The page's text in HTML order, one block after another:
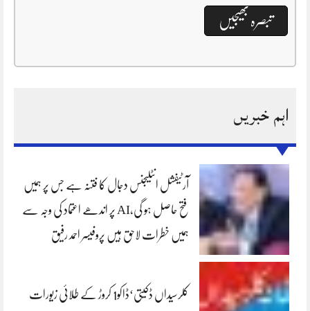
اہم خبریں
آرٹیفشل انٹلیجنس دجال کا فتنہ ہے جس پر ہمیں
فتح حاصل ہو گی،AI پر اندھے اعتماد کی وجہ سے
ہمیں خطرات لاحق ہیں پروفیسر احمد رفیق
کلرسیداں ڈکیتی‘ڈاکو1 کروڑ کے طلائی زیورات